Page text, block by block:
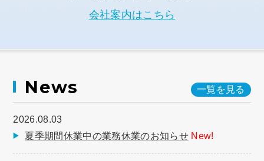
会社案内はこちら
News 一覧を見る
2026.08.03
夏季期間休業中の業務休業のお知らせ New!